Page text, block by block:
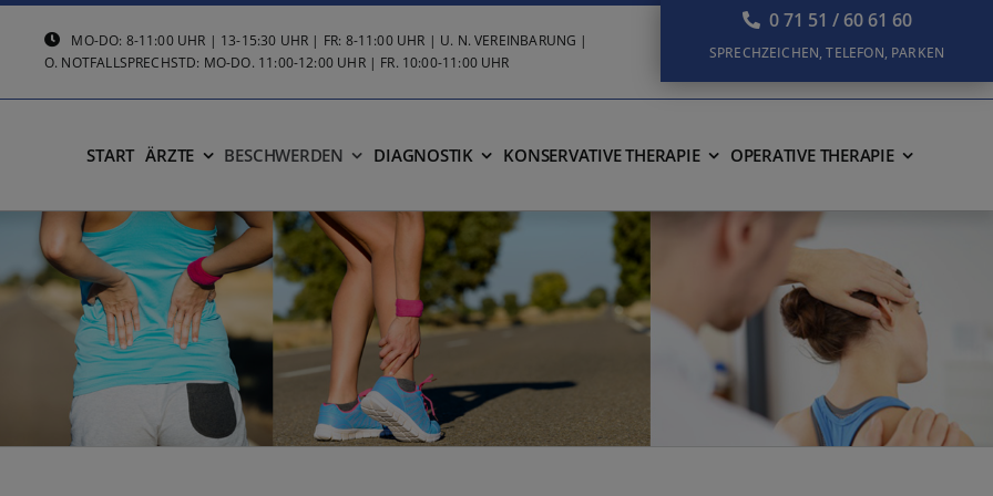
MO-DO: 8-11:00 UHR | 13-15:30 UHR | FR: 8-11:00 UHR | U. N. VEREINBARUNG |
O. NOTFALLSPRECHSTD: MO-DO. 11:00-12:00 UHR | FR. 10:00-11:00 UHR
START ÄRZTE BESCHWERDEN DIAGNOSTIK KONSERVATIVE THERAPIE OPERATIVE THERAPIE
0 71 51 / 60 61 60
SPRECHZEICHEN, TELEFON, PARKEN